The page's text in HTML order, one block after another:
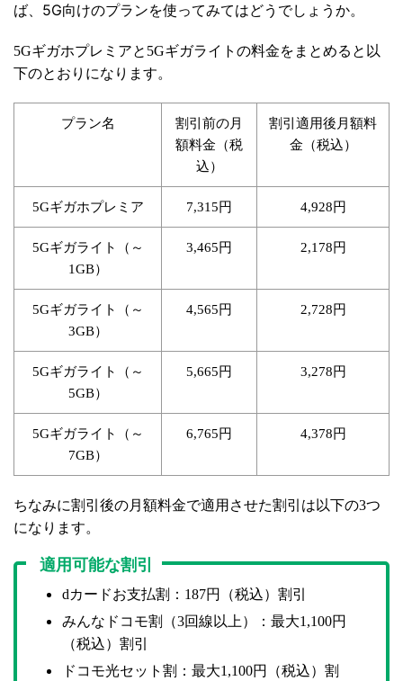
ば、5G向けのプランを使ってみてはどうでしょうか。
5Gギガホプレミアと 5Gギガライトの料金をまとめると以
下のとおりになります。
プラン名
割引前の月
額料金（税
込）
割引適用後月額料
金（税込）
5Gギガホプレミア 7,315円 4,928円
5Gギガライト（～
1GB）
3,465円 2,178円
5Gギガライト（～
3GB）
4,565円 2,728円
5Gギガライト（～
5GB）
5,665円 3,278円
5Gギガライト（～
7GB）
6,765円 4,378円
ちなみに割引後の月額料金で適用させた割引は以下の3つ
になります。
適用可能な割引
dカードお支払割： 187円（税込）割引
みんなドコモ割（3回線以上）：最大1,100円
（税込）割引
ドコモ光セット割：最大1,100円（税込）割